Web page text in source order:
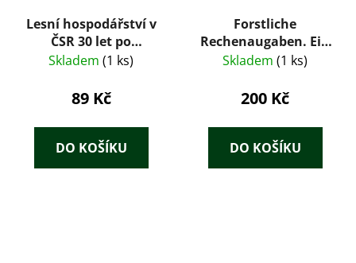
Lesní hospodářství v
ČSR 30 let po
osvobození
Skladem (1 ks)
89 Kč
DO KOŠÍKU
Forstliche
Rechenaugaben. Ein
Wiederholungs- und
Vorbereitung auf die
Försterprüfung
Skladem (1 ks)
200 Kč
DO KOŠÍKU